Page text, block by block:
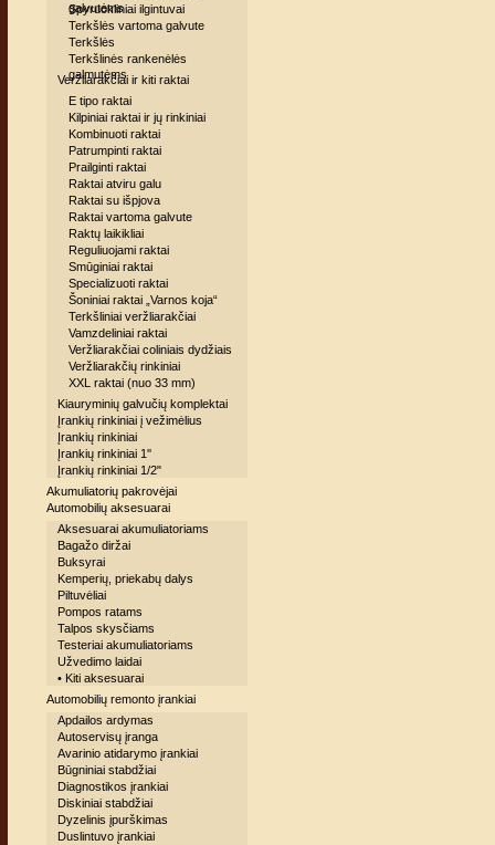
galvutėms
Spyruokliniai ilgintuvai
Terkšlės vartoma galvute
Terkšlės
Terkšlinės rankenėlės
galmutėms
Veržliarakčiai ir kiti raktai
E tipo raktai
Kilpiniai raktai ir jų rinkiniai
Kombinuoti raktai
Patrumpinti raktai
Prailginti raktai
Raktai atviru galu
Raktai su išpjova
Raktai vartoma galvute
Raktų laikikliai
Reguliuojami raktai
Smūginiai raktai
Specializuoti raktai
Šoniniai raktai „Varnos koja“
Terkšliniai veržliarakčiai
Vamzdeliniai raktai
Veržliarakčiai coliniais dydžiais
Veržliarakčių rinkiniai
XXL raktai (nuo 33 mm)
Kiauryminių galvučių komplektai
Įrankių rinkiniai į vežimėlius
Įrankių rinkiniai
Įrankių rinkiniai 1''
Įrankių rinkiniai 1/2"
Akumuliatorių pakrovėjai
Automobilių aksesuarai
Aksesuarai akumuliatoriams
Bagažo diržai
Buksyrai
Kemperių, priekabų dalys
Piltuvėliai
Pompos ratams
Talpos skysčiams
Testeriai akumuliatoriams
Užvedimo laidai
• Kiti aksesuarai
Automobilių remonto įrankiai
Apdailos ardymas
Autoservisų įranga
Avarinio atidarymo įrankiai
Būgniniai stabdžiai
Diagnostikos įrankiai
Diskiniai stabdžiai
Dyzelinis įpurškimas
Duslintuvo įrankiai